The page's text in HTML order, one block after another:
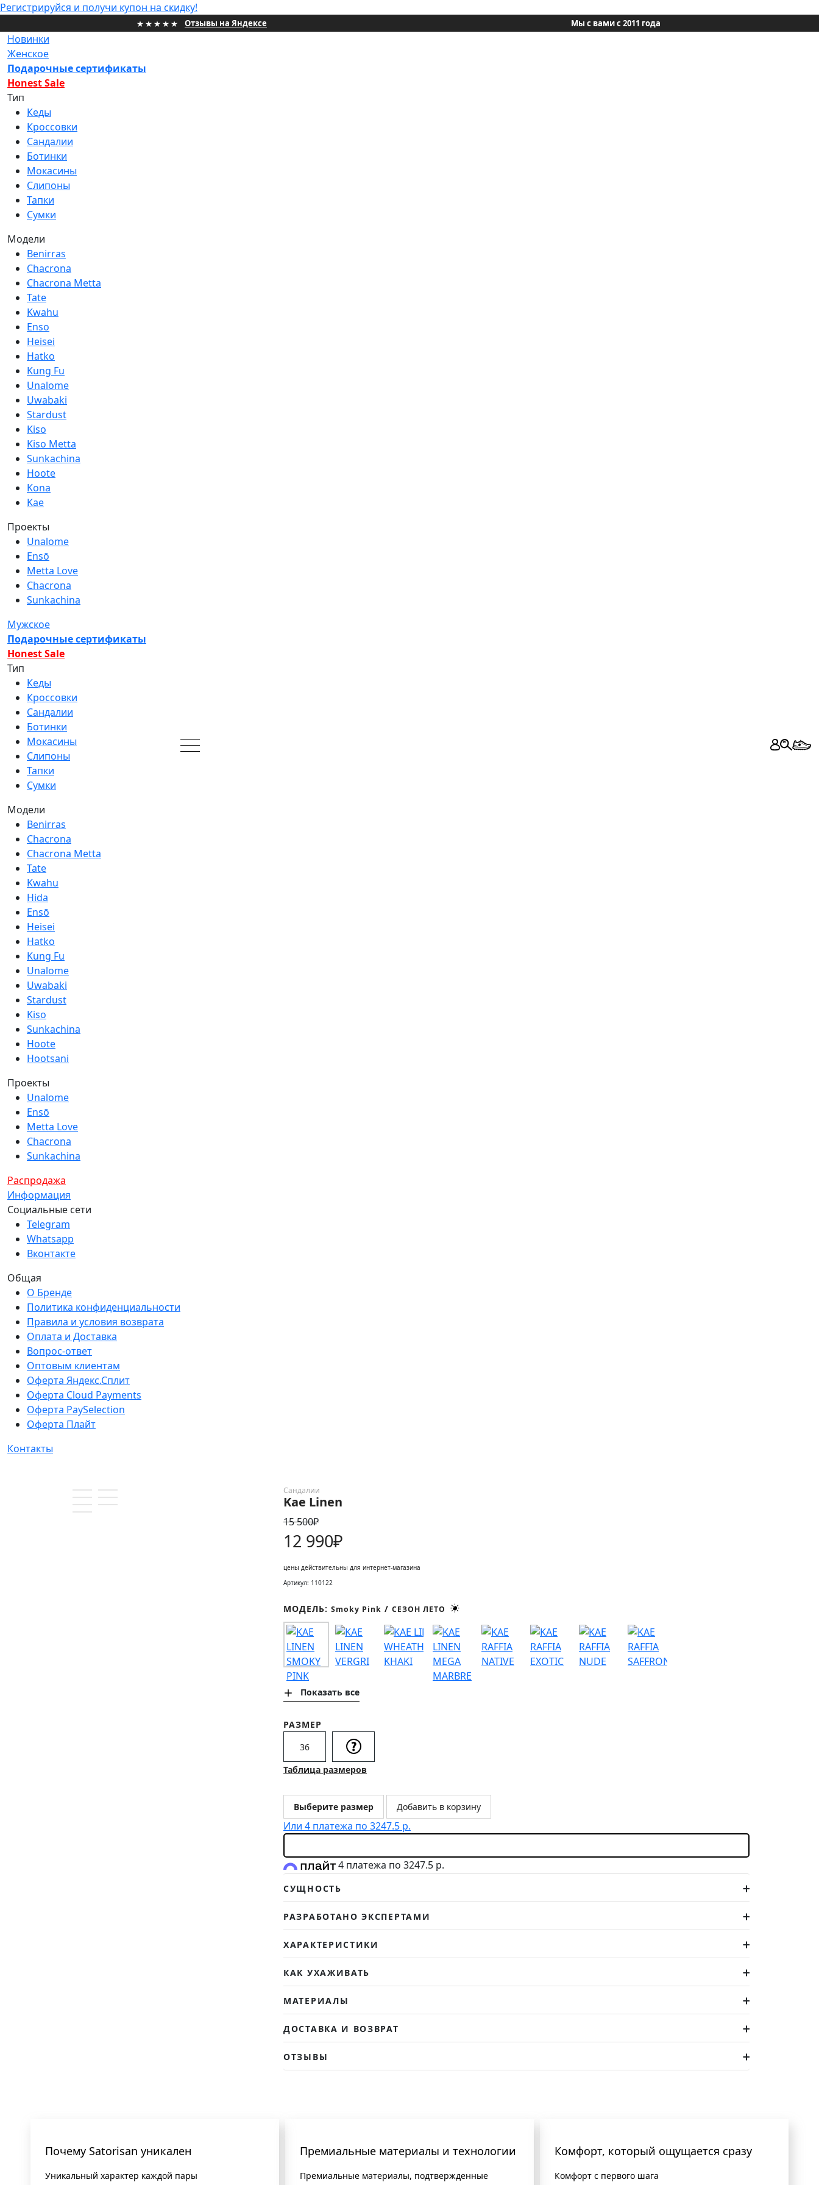
Регистрируйся и получи купон на скидку!
Отзывы на Яндексе Мы с вами с 2011 года
Новинки
Женское
Подарочные сертификаты
Honest Sale
Тип
Кеды
Кроссовки
Сандалии
Ботинки
Мокасины
Слипоны
Тапки
Сумки
Модели
Benirras
Chacrona
Chacrona Metta
Tate
Kwahu
Enso
Heisei
Hatko
Kung Fu
Unalome
Uwabaki
Stardust
Kiso
Kiso Metta
Sunkachina
Hoote
Kona
Kae
Проекты
Unalome
Ensō
Metta Love
Chacrona
Sunkachina
Мужское
Подарочные сертификаты
Honest Sale
Тип
Кеды
Кроссовки
Сандалии
Ботинки
Мокасины
Слипоны
Тапки
Сумки
Модели
Benirras
Chacrona
Chacrona Metta
Tate
Kwahu
Hida
Ensō
Heisei
Hatko
Kung Fu
Unalome
Uwabaki
Stardust
Kiso
Sunkachina
Hoote
Hootsani
Проекты
Unalome
Ensō
Metta Love
Chacrona
Sunkachina
Распродажа
Информация
Социальные сети
Telegram
Whatsapp
Вконтакте
Общая
О Бренде
Политика конфиденциальности
Правила и условия возврата
Оплата и Доставка
Вопрос-ответ
Оптовым клиентам
Оферта Яндекс.Сплит
Оферта Cloud Payments
Оферта PaySelection
Оферта Плайт
Контакты
НОВИНКИ
ЖЕНСКИЕ
МУЖСКИЕ
ПРОЕКТЫ
ПОДАРОЧНЫЕ СЕРТИФИКАТЫ
HONEST SALE
ИНФОРМАЦИЯ
КОНТАКТЫ
СОЦИАЛЬНЫЕ СЕТИ
ЛИЧНЫЙ КАБИНЕТ
ОПТОВЫМ КЛИЕНТАМ
Сандалии
Kae Linen
15 500₽
12 990₽
цены действительны для интернет-магазина
Артикул: 110122
МОДЕЛЬ: Smoky Pink / СЕЗОН ЛЕТО
Показать все
РАЗМЕР
36
Таблица размеров
Выберите размер Добавить в корзину
Или 4 платежа по 3247.5 р.
4 платежа по 3247.5 р.
СУЩНОСТЬ
РАЗРАБОТАНО ЭКСПЕРТАМИ
ХАРАКТЕРИСТИКИ
КАК УХАЖИВАТЬ
МАТЕРИАЛЫ
ДОСТАВКА И ВОЗВРАТ
ОТЗЫВЫ
Почему Satorisan уникален
Уникальный характер каждой пары
Премиальные материалы и технологии
Премиальные материалы, подтвержденные
Комфорт, который ощущается сразу
Комфорт с первого шага